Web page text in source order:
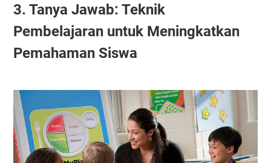
3. Tanya Jawab: Teknik
Pembelajaran untuk Meningkatkan
Pemahaman Siswa